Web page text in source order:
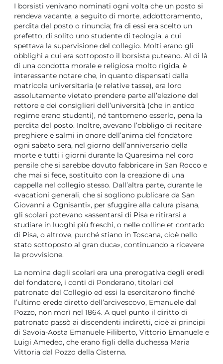
I borsisti venivano nominati ogni volta che un posto si
rendeva vacante, a seguito di morte, addottoramento,
perdita del posto o rinuncia; fra di essi era scelto un
prefetto, di solito uno studente di teologia, a cui
spettava la supervisione del collegio. Molti erano gli
obblighi a cui era sottoposto il borsista puteano. Al di là
di una condotta morale e religiosa molto rigida, è
interessante notare che, in quanto dispensati dalla
matricola universitaria (e relative tasse), era loro
assolutamente vietato prendere parte all’elezione del
rettore e dei consiglieri dell’università (che in antico
regime erano studenti), né tantomeno esserlo, pena la
perdita del posto. Inoltre, avevano l’obbligo di recitare
preghiere e salmi in onore dell’anima del fondatore
ogni sabato sera, nel giorno dell’anniversario della
morte e tutti i giorni durante la Quaresima nel coro
pensile che si sarebbe dovuto fabbricare in San Rocco e
che mai si fece, sostituito con la creazione di una
cappella nel collegio stesso. Dall’altra parte, durante le
«vacationi generali, che si sogliono publicare da San
Giovanni a Ognisanti», per sfuggire alla calura pisana,
gli scolari potevano «assentarsi di Pisa e ritirarsi a
studiare in luoghi più freschi, o nelle colline et contado
di Pisa, o altrove, purché stiano in Toscana, cioè nello
stato sottoposto al gran duca», continuando a ricevere
la provvisione.
La nomina degli scolari era una prerogativa degli eredi
del fondatore, i conti di Ponderano, titolari del
patronato del Collegio ed essi la esercitarono finché
l’ultimo erede diretto dell’arcivescovo, Emanuele dal
Pozzo, non morì nel 1864. A quel punto il diritto di
patronato passò ai discendenti indiretti, cioè ai principi
di Savoia-Aosta Emanuele Filiberto, Vittorio Emanuele e
Luigi Amedeo, che erano figli della duchessa Maria
Vittoria dal Pozzo della Cisterna.